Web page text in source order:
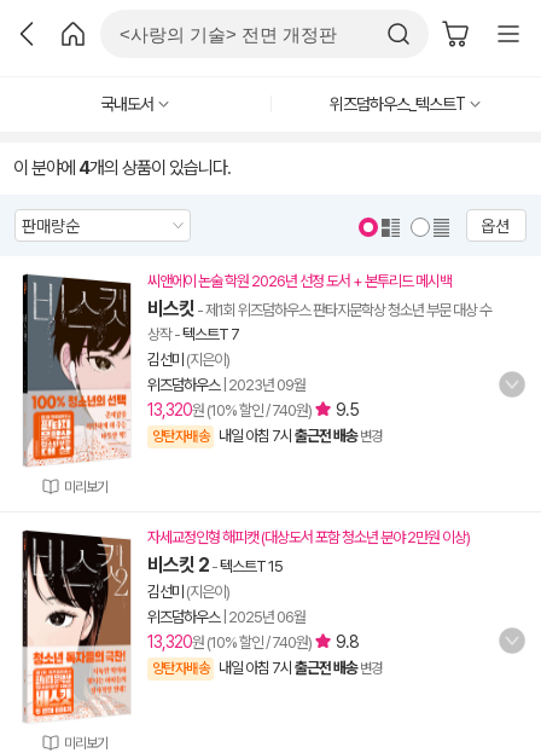
국내도서 위즈덤하우스_텍스트T
이 분야에 4개의 상품이 있습니다.
옵션
미리보기
씨앤에이 논술 학원 2026년 선정 도서 + 본투리드 메시백
비스킷 - 제1회 위즈덤하우스 판타지문학상 청소년 부문 대상 수
상작-텍스트T 7
김선미 (지은이)
위즈덤하우스| 2023년 09월
13,320원 (10% 할인 / 740원) 9.5
양탄자배송 내일 아침 7시 출근전 배송 변경
미리보기
자세교정인형 해피캣 (대상도서 포함 청소년 분야 2만원 이상)
비스킷 2 -텍스트T 15
김선미 (지은이)
위즈덤하우스| 2025년 06월
13,320원 (10% 할인 / 740원) 9.8
양탄자배송 내일 아침 7시 출근전 배송 변경